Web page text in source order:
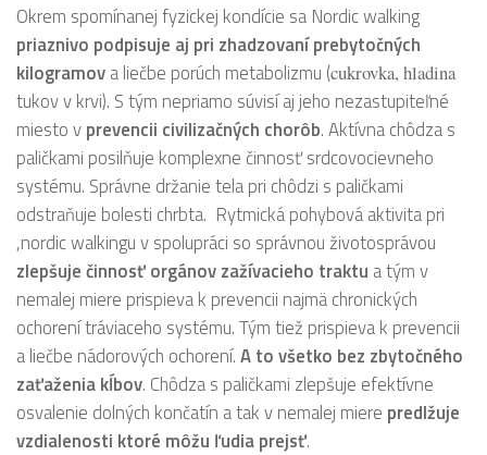
Okrem spomínanej fyzickej kondície sa Nordic walking
priaznivo podpisuje aj pri zhadzovaní prebytočných
kilogramov a liečbe porúch metabolizmu (cukrovka, hladina
tukov v krvi). S tým nepriamo súvisí aj jeho nezastupiteľné
miesto v prevencii civilizačných chorôb. Aktívna chôdza s
paličkami posilňuje komplexne činnosť srdcovocievneho
systému. Správne držanie tela pri chôdzi s paličkami
odstraňuje bolesti chrbta. Rytmická pohybová aktivita pri
,nordic walkingu v spolupráci so správnou životosprávou
zlepšuje činnosť orgánov zažívacieho traktu a tým v
nemalej miere prispieva k prevencii najmä chronických
ochorení tráviaceho systému. Tým tiež prispieva k prevencii
a liečbe nádorových ochorení. A to všetko bez zbytočného
zaťaženia kĺbov. Chôdza s paličkami zlepšuje efektívne
osvalenie dolných končatín a tak v nemalej miere predlžuje
vzdialenosti ktoré môžu ľudia prejsť.